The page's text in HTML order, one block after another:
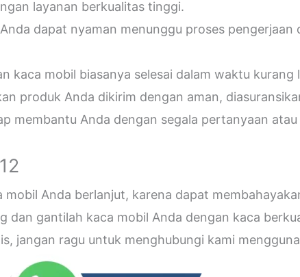
layanan berkualitas tinggi.
dapat nyaman menunggu proses pengerjaan
kaca mobil biasanya selesai dalam waktu kurang
produk Anda dikirim dengan aman,
membantu Anda dengan segala pertanyaan
Anda berlanjut, karena dapat
dan gantilah kaca mobil Anda dengan kaca
jangan ragu untuk menghubungi kami